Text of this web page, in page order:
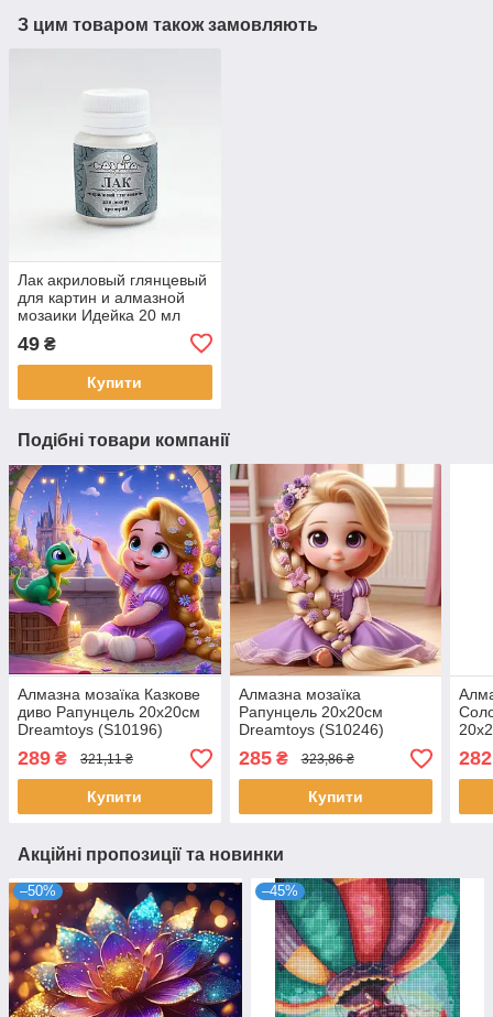
З цим товаром також замовляють
Лак акриловый глянцевый
для картин и алмазной
мозаики Идейка 20 мл
49 ₴
Купити
Подібні товари компанії
Алмазна мозаїка Казкове
диво Рапунцель 20x20см
Dreamtoys (S10196)
289 ₴ 321,11 ₴
Купити
Алмазна мозаїка
Рапунцель 20x20см
Dreamtoys (S10246)
285₴ 323,86 ₴
Купити
Акційні пропозиції та новинки
–50% –45%